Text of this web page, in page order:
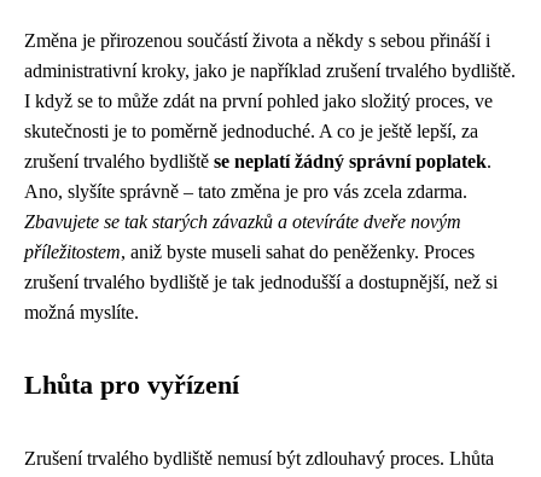
Změna je přirozenou součástí života a někdy s sebou přináší i
administrativní kroky, jako je například zrušení trvalého bydliště.
I když se to může zdát na první pohled jako složitý proces, ve
skutečnosti je to poměrně jednoduché. A co je ještě lepší, za
zrušení trvalého bydliště se neplatí žádný správní poplatek.
Ano, slyšíte správně – tato změna je pro vás zcela zdarma.
Zbavujete se tak starých závazků a otevíráte dveře novým
příležitostem, aniž byste museli sahat do peněženky. Proces
zrušení trvalého bydliště je tak jednodušší a dostupnější, než si
možná myslíte.
Lhůta pro vyřízení
Zrušení trvalého bydliště nemusí být zdlouhavý proces. Lhůta